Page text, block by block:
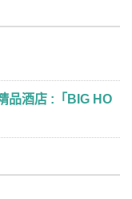
品酒店 :「BIG HO